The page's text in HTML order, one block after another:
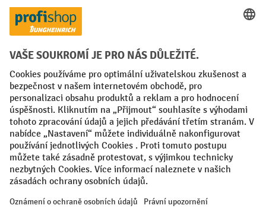
Faktura
Sociální sítě
Facebook
YouTubeLinkedIn
VODP Otisk
Prohlášení o ochraně osobních údajů
Nastavení ochrany osobních údajů
All prices excl. VAT plusshipping costsand possible delivery charges,